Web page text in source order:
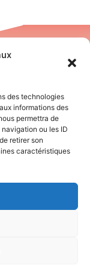
des technologies
informations des
permettra de
ou les ID
retirer son
caractéristiques